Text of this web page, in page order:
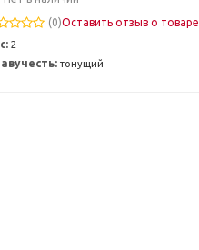
(0)Оставить отзыв о товаре
2
тонущий